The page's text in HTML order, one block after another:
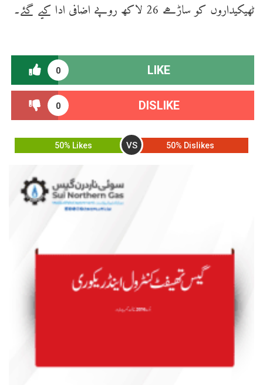
ٹھیکیداروں کو ساڑھے 26 لاکھ روپے اضافی ادا کیے گئے۔
0 LIKE
0 DISLIKE
50% Likes VS 50% Dislikes